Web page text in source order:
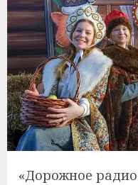
«Дорожное